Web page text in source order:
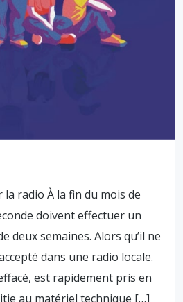
radio À la fin du mois de
doivent effectuer un
deux semaines. Alors qu’il ne
dans une radio locale.
est rapidement pris en
au matériel technique […]